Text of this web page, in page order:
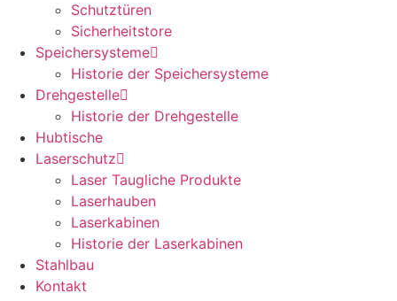
Schutztüren
Sicherheitstore
Speichersysteme
Historie der Speichersysteme
Drehgestelle
Historie der Drehgestelle
Hubtische
Laserschutz
Laser Taugliche Produkte
Laserhauben
Laserkabinen
Historie der Laserkabinen
Stahlbau
Kontakt